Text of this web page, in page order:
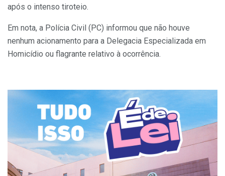
após o intenso tiroteio.
Em nota, a Polícia Civil (PC) informou que não houve
nenhum acionamento para a Delegacia Especializada em
Homicídio ou flagrante relativo à ocorrência.